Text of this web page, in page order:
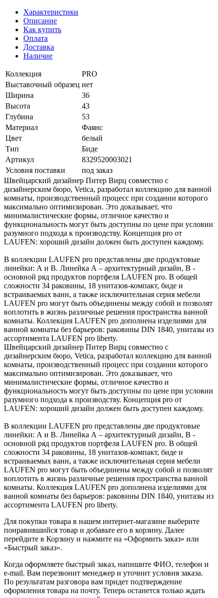
Характеристики
Описание
Как купить
Оплата
Доставка
Наличие
Коллекция
PRO
Выставочный образец нет
Ширина
36
Высота
43
Глубина
53
Материал
Фаянс
Цвет
белый
Тип
Биде
Артикул
8329520003021
Условия поставки
под заказ
Швейцарский дизайнер Питер Вирц совместно с
дизайнерским бюро, Vetica, разработал коллекцию для ванной
комнаты, производственный процесс при создании которого
максимально оптимизирован. Это доказывает, что
минималистические формы, отличное качество и
функциональность могут быть доступны по цене при условии
разумного подхода к производству. Концепция pro от
LAUFEN: хороший дизайн должен быть доступен каждому.
В коллекции LAUFEN pro представлены две продуктовые
линейки: А и В. Линейка А – архитектурный дизайн, B -
основной ряд продуктов портфеля LAUFEN pro. В общей
сложности 34 раковины, 18 унитазов-компакт, биде и
встраиваемых ванн, а также исключительная серия мебели
LAUFEN pro могут быть объединены между собой и позволят
воплотить в жизнь различные решения пространства ванной
комнаты. Коллекция LAUFEN pro дополнена изделиями для
ванной комнаты без барьеров: раковины DIN 1840, унитазы из
ассортимента LAUFEN pro liberty.
Швейцарский дизайнер Питер Вирц совместно с
дизайнерским бюро, Vetica, разработал коллекцию для ванной
комнаты, производственный процесс при создании которого
максимально оптимизирован. Это доказывает, что
минималистические формы, отличное качество и
функциональность могут быть доступны по цене при условии
разумного подхода к производству. Концепция pro от
LAUFEN: хороший дизайн должен быть доступен каждому.
В коллекции LAUFEN pro представлены две продуктовые
линейки: А и В. Линейка А – архитектурный дизайн, B -
основной ряд продуктов портфеля LAUFEN pro. В общей
сложности 34 раковины, 18 унитазов-компакт, биде и
встраиваемых ванн, а также исключительная серия мебели
LAUFEN pro могут быть объединены между собой и позволят
воплотить в жизнь различные решения пространства ванной
комнаты. Коллекция LAUFEN pro дополнена изделиями для
ванной комнаты без барьеров: раковины DIN 1840, унитазы из
ассортимента LAUFEN pro liberty.
Для покупки товара в нашем интернет-магазине выберите
понравившийся товар и добавьте его в корзину. Далее
перейдите в Корзину и нажмите на «Оформить заказ» или
«Быстрый заказ».
Когда оформляете быстрый заказ, напишите ФИО, телефон и
e-mail. Вам перезвонит менеджер и уточнит условия заказа.
По результатам разговора вам придет подтверждение
оформления товара на почту. Теперь останется только ждать